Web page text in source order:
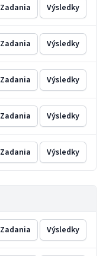
Zadania Výsledky
Zadania Výsledky
Zadania Výsledky
Zadania Výsledky
Zadania Výsledky
Zadania Výsledky